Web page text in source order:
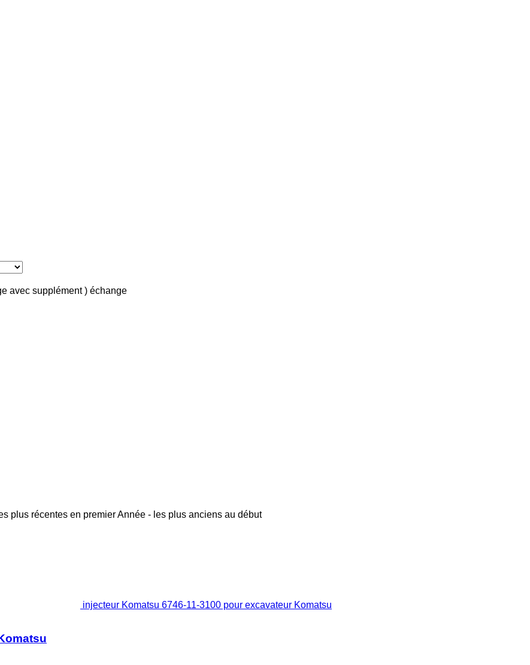
avec supplément ) échange
plus récentes en premierAnnée - les plus anciens au début
injecteur Komatsu 6746-11-3100 pour excavateur Komatsu